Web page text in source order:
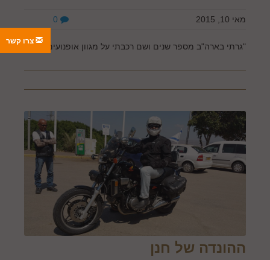
מאי 10, 2015
"גרתי בארה"ב מספר שנים ושם רכבתי על מגוון אופנועים...
ההונדה של חנן
צרו קשר